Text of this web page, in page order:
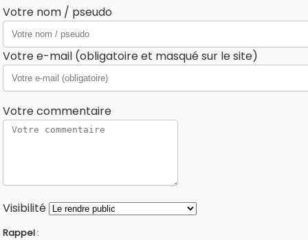
Votre nom / pseudo
Votre e-mail (obligatoire et masqué sur le site)
Votre commentaire
Visibilité
Rappel :